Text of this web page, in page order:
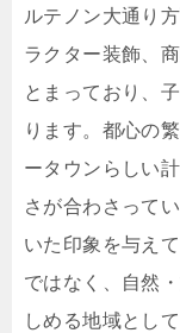
ルテノン大通り
ラクター装飾、
とまっており、
ります。都心の
ータウンらしい
さが合わさって
いた印象を与え
ではなく、自然
しめる地域とし